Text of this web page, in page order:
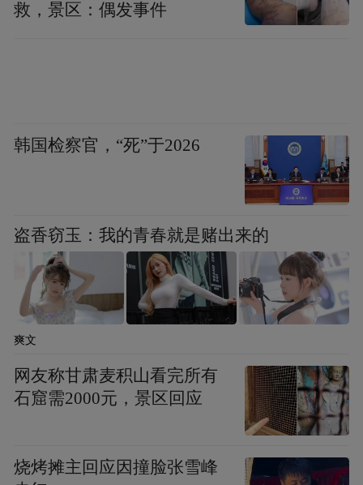
“特别声明：以上作品内容(包括在内的视频、图片或音
频)为凤凰网旗下自媒体平台“大风号”用户上传并发
Notice: The content above (including the videos,
pictures and audios if any) is uploaded and posted
by the user of Dafeng Hao, which is a social media
platform and merely provides information storage
space services.”
救，景区：偶发事件
韩国检察官，“死”于2026
盗香窃玉：我的青春就是赌出来的
爽文
网友称甘肃麦积山看完所有
石窟需2000元，景区回应
烧烤摊主回应因撞脸张雪峰